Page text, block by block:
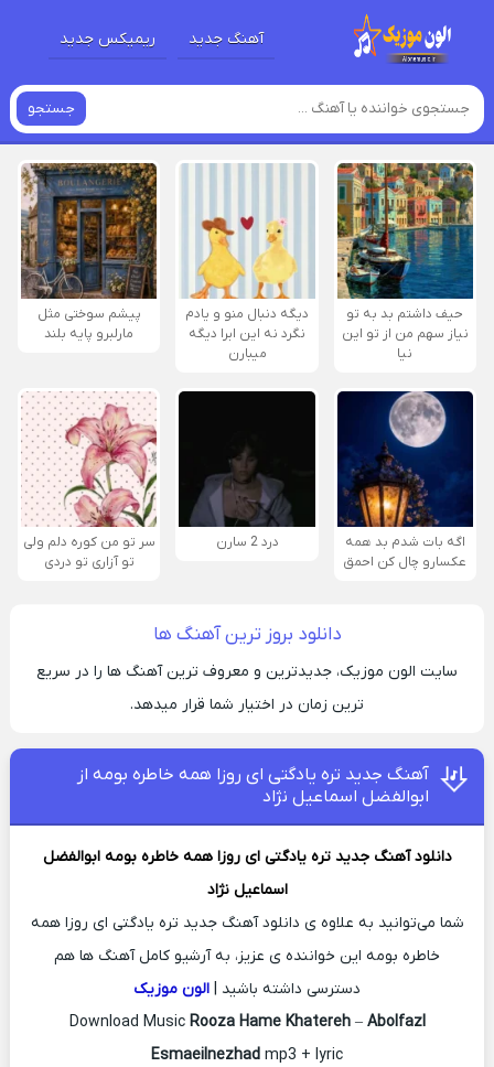
آهنگ جدید ریمیکس جدید
جستجو
حیف داشتم بد به تو
نیاز سهم من از تو این
نیا
دیگه دنبال منو و یادم
نگرد نه این ابرا دیگه
میبارن
پیشم سوختی مثل
مارلبرو پایه بلند
اگه بات شدم بد همه
عکسارو چال کن احمق
درد 2 سارن
سر تو من کوره دلم ولی
تو آزاری تو دردی
دانلود بروز ترین آهنگ ها
سایت الون موزیک، جدیدترین و معروف ترین آهنگ ها را در سریع
ترین زمان در اختیار شما قرار میدهد.
آهنگ جدید تره یادگتی ای روزا همه خاطره بومه از
ابوالفضل اسماعیل نژاد
دانلود آهنگ جدید تره یادگتی ای روزا همه خاطره بومهابوالفضل
اسماعیل نژاد
شما می‌توانید به علاوه ی دانلود آهنگ جدید تره یادگتی ای روزا همه
خاطره بومه این خواننده ی عزیز، به آرشیو کامل آهنگ ها هم
دسترسی داشته باشید | الون موزیک
Download Music Rooza Hame Khatereh– Abolfazl
Esmaeilnezhad mp3 + lyric